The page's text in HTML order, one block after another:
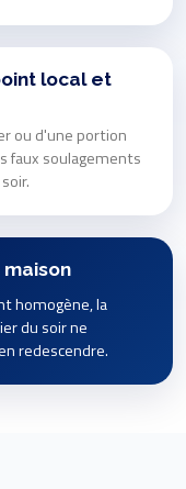
local et
ou d'une portion
faux soulagements
homogène, la
du soir ne
redescendre.